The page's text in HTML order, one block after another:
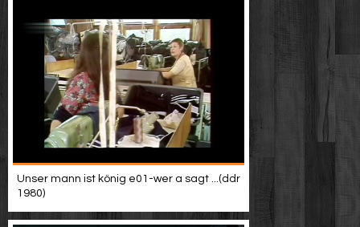
Unser mann ist könig e01-wer a sagt ...(ddr
1980)